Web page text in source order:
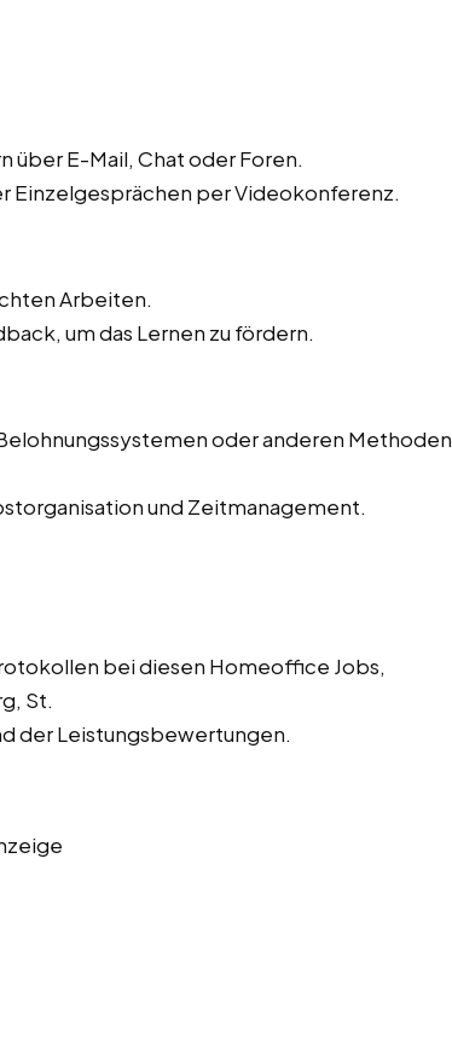
über E-Mail, Chat oder Foren.
Einzelgesprächen per Videokonferenz.
Arbeiten.
um das Lernen zu fördern.
oder anderen Methoden
und Zeitmanagement.
bei diesen Homeoffice Jobs,
St.
der Leistungsbewertungen.